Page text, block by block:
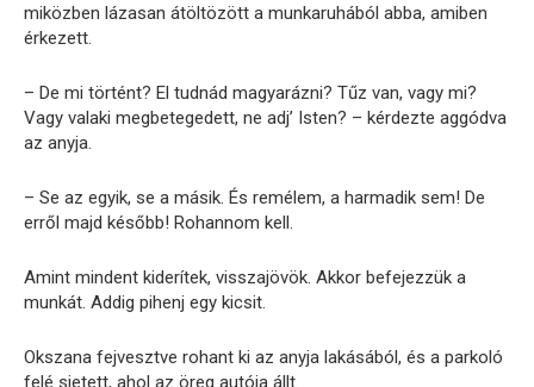
miközben lázasan átöltözött a munkaruhából abba, amiben
érkezett.
– De mi történt? El tudnád magyarázni? Tűz van, vagy mi?
Vagy valaki megbetegedett, ne adj’ Isten? – kérdezte aggódva
az anyja.
– Se az egyik, se a másik. És remélem, a harmadik sem! De
erről majd később! Rohannom kell.
Amint mindent kiderítek, visszajövök. Akkor befejezzük a
munkát. Addig pihenj egy kicsit.
Okszana fejvesztve rohant ki az anyja lakásából, és a parkoló
felé sietett, ahol az öreg autója állt.